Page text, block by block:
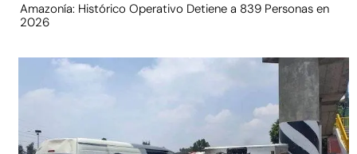
Amazonía: Histórico Operativo Detiene a 839 Personas en
2026